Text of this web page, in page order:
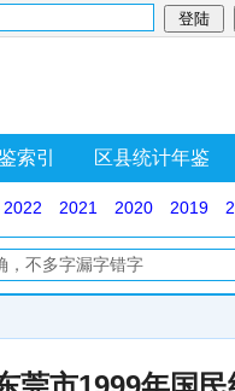
索引 区县统计年鉴
2022 2021 2020 2019